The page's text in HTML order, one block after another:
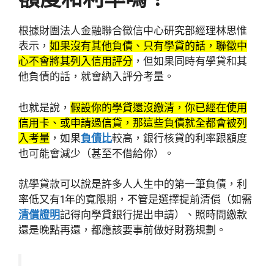
根據財團法人金融聯合徵信中心研究部經理林思惟
表示， 如果沒有其他負債、只有學貸的話，聯徵中
心不會將其列入信用評分 ，但如果同時有學貸和其
他負債的話，就會納入評分考量。
也就是說， 假設你的學貸還沒繳清，你已經在使用
信用卡、或申請過信貸，那這些負債就全都會被列
入考量 ，如果負債比較高，銀行核貸的利率跟額度
也可能會減少（甚至不借給你）。
就學貸款可以說是許多人人生中的第一筆負債，利
率低又有1年的寬限期，不管是選擇提前清償（如需
清償證明記得向學貸銀行提出申請）、照時間繳款
還是晚點再還，都應該要事前做好財務規劃。